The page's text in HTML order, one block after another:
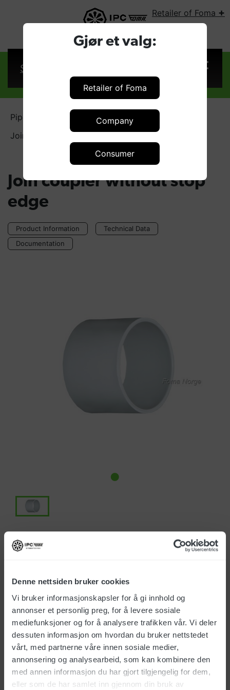
Denne nettsiden bruker cookies
Vi bruker informasjonskapsler for å gi innhold og
annonser et personlig preg, for å levere sosiale
mediefunksjoner og for å analysere trafikken vår. Vi deler
dessuten informasjon om hvordan du bruker nettstedet
vårt, med partnerne våre innen sosiale medier,
annonsering og analysearbeid, som kan kombinere den
med annen informasjon du har gjort tilgjengelig for dem,
eller som de har samlet inn gjennom din bruk av
Gjør et valg:
Retailer of Foma
Company
Consumer
Retailer of Foma +
SELECT COUNTRY:
Sign in
Pipe & fittings - plastic
Join coupler without stop edge
Join coupler without stop
edge
Product Information
Technical Data
Documentation
Art.no.: 175095
In stock(25+)
Delivery time 1-4 days